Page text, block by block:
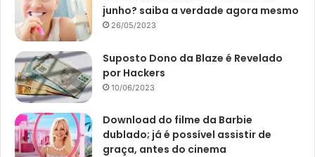
junho? saiba a verdade agora mesmo
26/05/2023
Suposto Dono da Blaze é Revelado
por Hackers
10/06/2023
Download do filme da Barbie
dublado; já é possível assistir de
graça, antes do cinema